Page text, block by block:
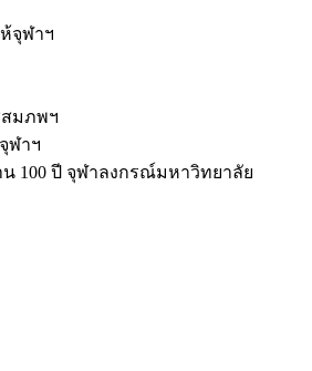
จุฬาฯ
มภพฯ
ฬาฯ
100 ปี จุฬาลงกรณ์มหาวิทยาลัย